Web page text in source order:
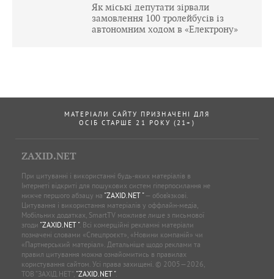
Як міські депутати зірвали
замовлення 100 тролейбусів із
автономним ходом в «Електрону»
МАТЕРІАЛИ САЙТУ ПРИЗНАЧЕНІ ДЛЯ
ОСІБ СТАРШЕ 21 РОКУ (21+)
ZAXID.NET
При цитуванні і використанні будь-яких матеріалів в
Інтернеті відкриті для пошукових систем гіперпосилання не
нижче першого абзацу на "ZAXID.NET "— обов’язкові.
Цитування і використання матеріалів у оффлайн-медіа,
Мобільних додатках, SmartTV можливе лише з письмової
згоди "ZAXID.NET ". Всі комерційні рекламні матеріали
позначені словами «Спецпроєкт», «Новини компаній» чи
«Партнерський матеріал». Детальніше щодо реклами та
правил цитування можна ознайомитись в правилах
користування сайтом. Усі права захищені. © 2005—2026,
ТОВ “ЗАХІД.НЕТ”, "ZAXID.NET ".